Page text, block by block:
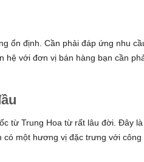
ổn định. Cần phải đáp ứng nhu
hệ với đơn vị bán hàng bạn cần
từ Trung Hoa từ rất lâu đời. Đây là
có một hương vị đặc trưng với công